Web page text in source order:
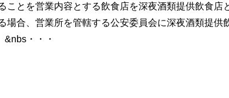
ことを営業内容とする飲食店を深夜酒類提供飲食店
場合、営業所を管轄する公安委員会に深夜酒類提供
・・・